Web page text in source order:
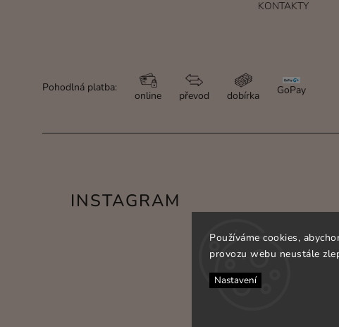
Používáme cookies,
provozu webu neustále
Nastavení
KONTAKTY
INSTAGRAM
Pohodlná platba:
online převod dobírka GoPay